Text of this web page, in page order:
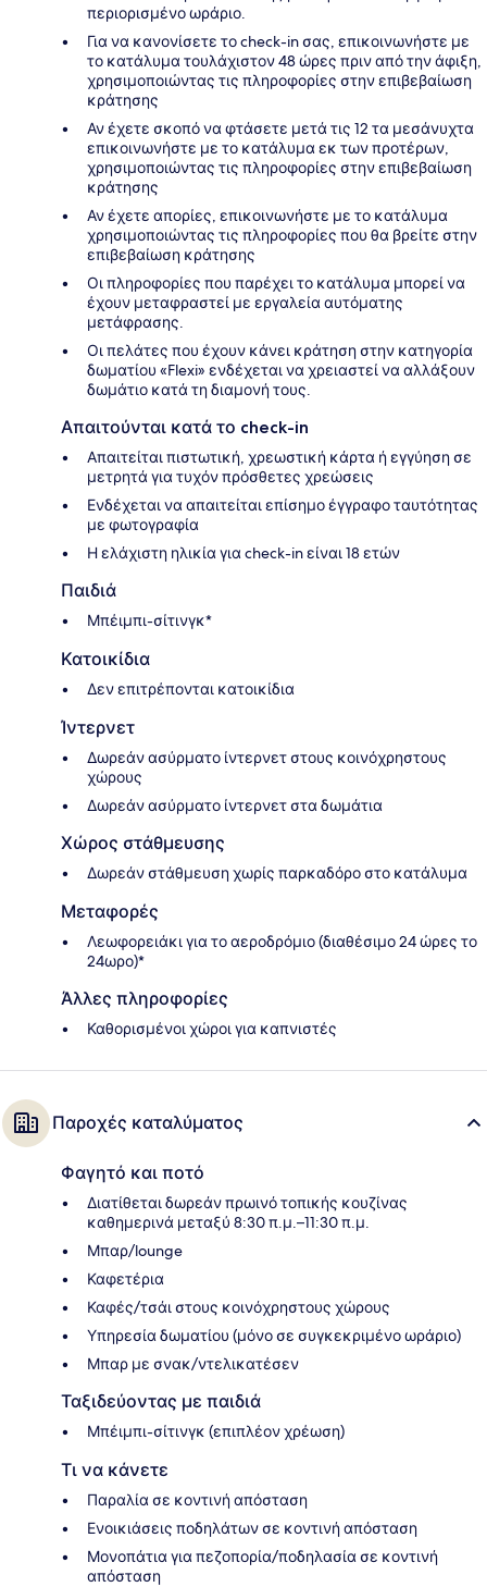
περιορισμένο ωράριο.
Για να κανονίσετε το check-in σας, επικοινωνήστε με
το κατάλυμα τουλάχιστον 48 ώρες πριν από την άφιξη,
χρησιμοποιώντας τις πληροφορίες στην επιβεβαίωση
κράτησης
Αν έχετε σκοπό να φτάσετε μετά τις 12 τα μεσάνυχτα
επικοινωνήστε με το κατάλυμα εκ των προτέρων,
χρησιμοποιώντας τις πληροφορίες στην επιβεβαίωση
κράτησης
Αν έχετε απορίες, επικοινωνήστε με το κατάλυμα
χρησιμοποιώντας τις πληροφορίες που θα βρείτε στην
επιβεβαίωση κράτησης
Οι πληροφορίες που παρέχει το κατάλυμα μπορεί να
έχουν μεταφραστεί με εργαλεία αυτόματης
μετάφρασης.
Οι πελάτες που έχουν κάνει κράτηση στην κατηγορία
δωματίου «Flexi» ενδέχεται να χρειαστεί να αλλάξουν
δωμάτιο κατά τη διαμονή τους.
Απαιτούνται κατά το check-in
Απαιτείται πιστωτική, χρεωστική κάρτα ή εγγύηση σε
μετρητά για τυχόν πρόσθετες χρεώσεις
Ενδέχεται να απαιτείται επίσημο έγγραφο ταυτότητας
με φωτογραφία
Η ελάχιστη ηλικία για check-in είναι 18 ετών
Παιδιά
Μπέιμπι-σίτινγκ*
Κατοικίδια
Δεν επιτρέπονται κατοικίδια
Ίντερνετ
Δωρεάν ασύρματο ίντερνετ στους κοινόχρηστους
χώρους
Δωρεάν ασύρματο ίντερνετ στα δωμάτια
Χώρος στάθμευσης
Δωρεάν στάθμευση χωρίς παρκαδόρο στο κατάλυμα
Μεταφορές
Λεωφορειάκι για το αεροδρόμιο (διαθέσιμο 24 ώρες το
24ωρο)*
Άλλες πληροφορίες
Καθορισμένοι χώροι για καπνιστές
Παροχές καταλύματος
Φαγητό και ποτό
Διατίθεται δωρεάν πρωινό τοπικής κουζίνας
καθημερινά μεταξύ 8:30 π.μ.–11:30 π.μ.
Μπαρ/lounge
Καφετέρια
Καφές/τσάι στους κοινόχρηστους χώρους
Υπηρεσία δωματίου (μόνο σε συγκεκριμένο ωράριο)
Μπαρ με σνακ/ντελικατέσεν
Ταξιδεύοντας με παιδιά
Μπέιμπι-σίτινγκ (επιπλέον χρέωση)
Τι να κάνετε
Παραλία σε κοντινή απόσταση
Ενοικιάσεις ποδηλάτων σε κοντινή απόσταση
Μονοπάτια για πεζοπορία/ποδηλασία σε κοντινή
απόσταση